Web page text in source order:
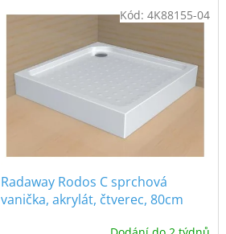
Radaway Rodos C sprchová
vanička, akrylát, čtverec, 80cm
Kód: 4K88155-04